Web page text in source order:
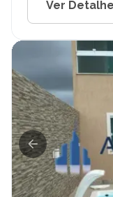
Ver